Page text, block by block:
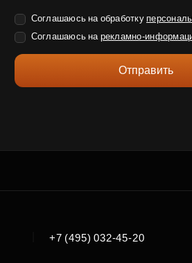
Соглашаюсь на обработку
Соглашаюсь на рекламно-
Отправить
+7 (495) 032-45-20